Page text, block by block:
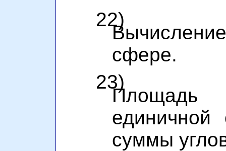
22)
сфере.
23)
Площадь
единичной
суммы